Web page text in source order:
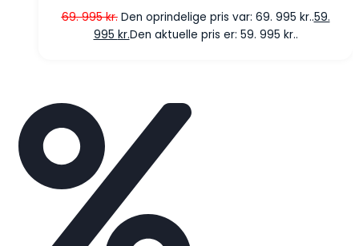
69. 995kr. Den oprindelige pris var: 69. 995 kr..59.
995 kr.Den aktuelle pris er: 59. 995 kr..